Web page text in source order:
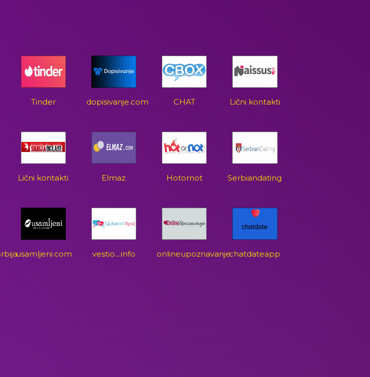
Tinder dopisivanje.com CHAT Lični kontakti
Lični kontakti Elmaz Hotornot Serbiandating
usamljeni.com vestio....info onlineupoznavanjechatdateapp